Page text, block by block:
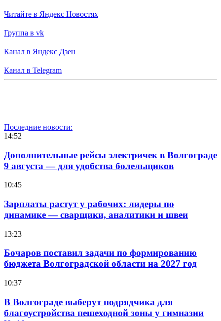
Читайте в Яндекс Новостях
Группа в vk
Канал в Яндекс Дзен
Канал в Telegram
Последние новости:
14:52
Дополнительные рейсы электричек в Волгограде
9 августа — для удобства болельщиков
10:45
Зарплаты растут у рабочих: лидеры по
динамике — сварщики, аналитики и швеи
13:23
Бочаров поставил задачи по формированию
бюджета Волгоградской области на 2027 год
10:37
В Волгограде выберут подрядчика для
благоустройства пешеходной зоны у гимназии